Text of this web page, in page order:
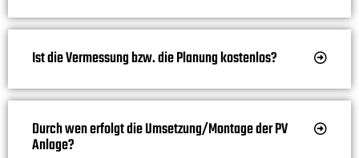
Ist die Vermessung bzw. die Planung kostenlos?
Durch wen erfolgt die Umsetzung/Montage der PV
Anlage?